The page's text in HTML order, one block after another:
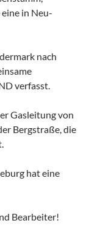
in Neu-
nach
verfasst.
Gasleitung von
Bergstraße, die
hat eine
Bearbeiter!